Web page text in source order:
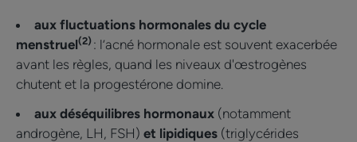
aux fluctuations hormonales du cycle
menstruel(2) : l’acné hormonale est souvent exacerbée
avant les règles, quand les niveaux d'œstrogènes
chutent et la progestérone domine.
aux déséquilibres hormonaux (notamment
androgène, LH, FSH) et lipidiques (triglycérides